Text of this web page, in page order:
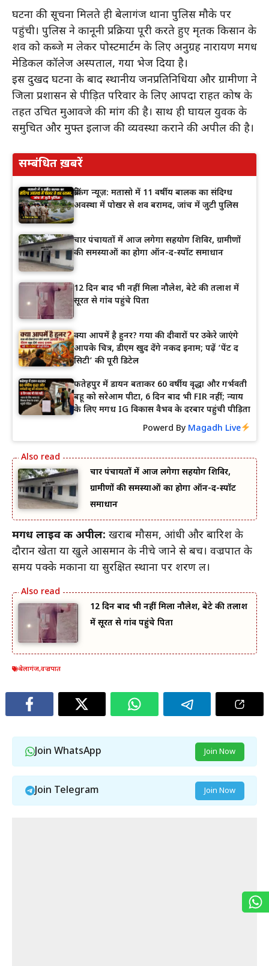
घटना की सूचना मिलते ही बेलागंज थाना पुलिस मौके पर
पहुंची। पुलिस ने कानूनी प्रक्रिया पूरी करते हुए मृतक किसान के
शव को कब्जे में लेकर पोस्टमार्टम के लिए अनुग्रह नारायण मगध
मेडिकल कॉलेज अस्पताल, गया भेज दिया है।
इस दुखद घटना के बाद स्थानीय जनप्रतिनिधियों और ग्रामीणों ने
जिला प्रशासन से पीड़ित परिवार के लिए आपदा राहत कोष के
तहत उचित मुआवजे की मांग की है। साथ ही घायल युवक के
समुचित और मुफ्त इलाज की व्यवस्था कराने की अपील की है।
सम्बंधित ख़बरें
ब्रेकिंग न्यूज़: मतासो में 11 वर्षीय बालक का संदिग्ध
अवस्था में पोखर से शव बरामद, जांच में जुटी पुलिस
चार पंचायतों में आज लगेगा सहयोग शिविर, ग्रामीणों
की समस्याओं का होगा ऑन-द-स्पॉट समाधान
12 दिन बाद भी नहीं मिला नौलेश, बेटे की तलाश में
सूरत से गांव पहुंचे पिता
क्या आपमें है हुनर? गया की दीवारों पर उकेरे जाएंगे
आपके चित्र, डीएम खुद देंगे नकद इनाम; पढ़ें ‘पेंट द
सिटी’ की पूरी डिटेल
फतेहपुर में डायन बताकर 60 वर्षीय वृद्धा और गर्भवती
बहू को सरेआम पीटा, 6 दिन बाद भी FIR नहीं; न्याय
के लिए मगध IG विकास वैभव के दरबार पहुंची पीड़िता
Powerd By Magadh Live
चार पंचायतों में आज लगेगा सहयोग शिविर,
ग्रामीणों की समस्याओं का होगा ऑन-द-स्पॉट
समाधान
मगध लाइव की अपील: खराब मौसम, आंधी और बारिश के
दौरान खेतों या खुले आसमान के नीचे जाने से बचें। वज्रपात के
समय पक्के मकानों या सुरक्षित स्थानों पर शरण लें।
12 दिन बाद भी नहीं मिला नौलेश, बेटे की तलाश
में सूरत से गांव पहुंचे पिता
बेलागंज,वज्रपात
Join WhatsApp Join Now
Join Telegram Join Now